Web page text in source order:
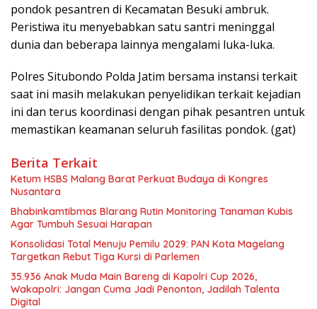
pondok pesantren di Kecamatan Besuki ambruk.
Peristiwa itu menyebabkan satu santri meninggal
dunia dan beberapa lainnya mengalami luka-luka.
Polres Situbondo Polda Jatim bersama instansi terkait
saat ini masih melakukan penyelidikan terkait kejadian
ini dan terus koordinasi dengan pihak pesantren untuk
memastikan keamanan seluruh fasilitas pondok. (gat)
Berita Terkait
Ketum HSBS Malang Barat Perkuat Budaya di Kongres
Nusantara
Bhabinkamtibmas Blarang Rutin Monitoring Tanaman Kubis
Agar Tumbuh Sesuai Harapan
Konsolidasi Total Menuju Pemilu 2029: PAN Kota Magelang
Targetkan Rebut Tiga Kursi di Parlemen
35.936 Anak Muda Main Bareng di Kapolri Cup 2026,
Wakapolri: Jangan Cuma Jadi Penonton, Jadilah Talenta
Digital